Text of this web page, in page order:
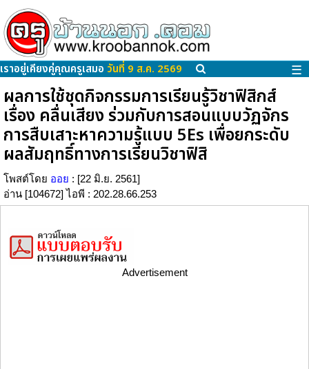
เราอยู่เคียงคู่คุณครูเสมอ วันที่ 9 ส.ค. 2569 ☰
ผลการใช้ชุดกิจกรรมการเรียนรู้วิชาฟิสิกส์
เรื่อง คลื่นเสียง ร่วมกับการสอนแบบวัฏจักร
การสืบเสาะหาความรู้แบบ 5Es เพื่อยกระดับ
ผลสัมฤทธิ์ทางการเรียนวิชาฟิสิ
โพสต์โดย ออย : [22 มิ.ย. 2561]
อ่าน [104672] ไอพี : 202.28.66.253
Advertisement